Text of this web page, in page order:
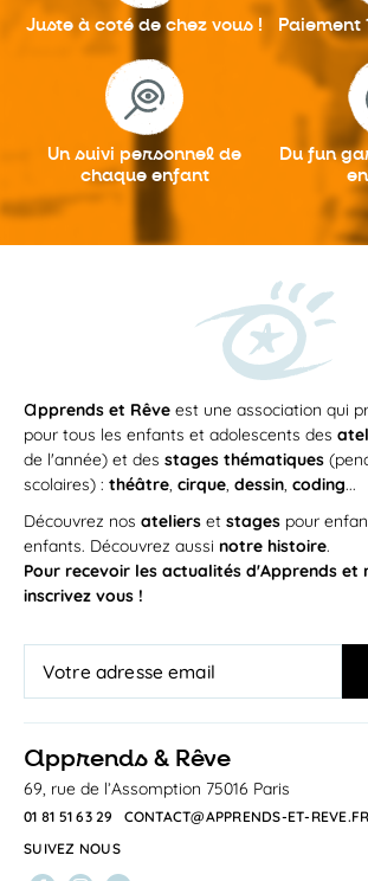
Juste à coté de chez vous ! Paiement
Un suivi personnel de
chaque enfant
Du fun
apprends et Rêve est une association qui
pour tous les enfants et adolescents des
de l'année) et des stages thématiques
scolaires) : théâtre, cirque, dessin, coding...
Découvrez nos ateliers et stages pour
enfants. Découvrez aussi notre histoire.
Pour recevoir les actualités d'Apprends et
inscrivez vous !
apprends & Rêve
69, rue de l’Assomption 75016 Paris
01 81 51 63 29
CONTACT@APPRENDS-ET-REVE.FR
SUIVEZ NOUS